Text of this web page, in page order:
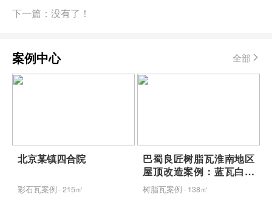
下一篇：没有了！
案例中心 全部
北京某镇四合院
彩石瓦案例 · 215㎡
巴蜀良匠树脂瓦淮南地区
屋顶改造案例：蓝瓦白墙
映青山，包工包料省心焕
树脂瓦案例 · 138㎡